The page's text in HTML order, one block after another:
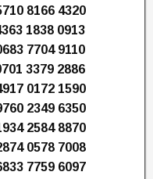
8166 4320
1838 0913
7704 9110
3379 2886
0172 1590
2349 6350
2584 8870
0578 7008
7759 6097